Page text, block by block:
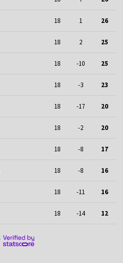
18 1 26
18 2 25
18 -10 25
18 -3 23
18 -17 20
18 -2 20
18 -8 17
18 -8 16
18 -11 16
18 -14 12